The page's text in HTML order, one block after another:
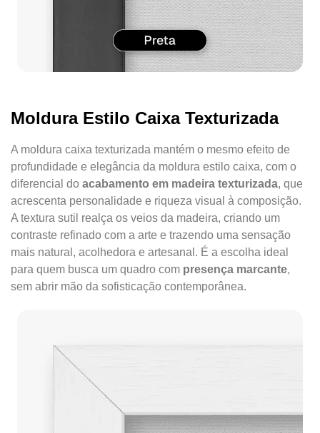
Moldura Estilo Caixa Texturizada
A moldura caixa texturizada mantém o mesmo efeito de
profundidade e elegância da moldura estilo caixa, com o
diferencial do acabamento em madeira texturizada, que
acrescenta personalidade e riqueza visual à composição.
A textura sutil realça os veios da madeira, criando um
contraste refinado com a arte e trazendo uma sensação
mais natural, acolhedora e artesanal. É a escolha ideal
para quem busca um quadro com presença marcante,
sem abrir mão da sofisticação contemporânea.